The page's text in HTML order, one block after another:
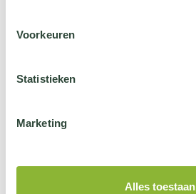
Voorkeuren
Statistieken
Marketing
Alles toestaan